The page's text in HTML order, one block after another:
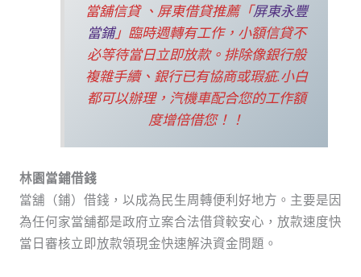
當舖信貸 、屏東借貸推薦「屏東永豐
當鋪」臨時週轉有工作，小額信貸不
必等待當日立即放款。排除像銀行般
複雜手續、銀行已有協商或瑕疵.小白
都可以辦理，汽機車配合您的工作額
度增倍借您！！
林園當鋪借錢
當舖（鋪）借錢，以成為民生周轉便利好地方。主要是因
為任何家當舖都是政府立案合法借貸較安心，放款速度快
當日審核立即放款領現金快速解決資金問題。